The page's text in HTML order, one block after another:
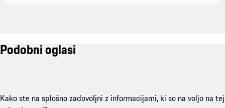
Podobni oglasi
Kako ste na splošno zadovoljni z informacijami, ki so na voljo na tej